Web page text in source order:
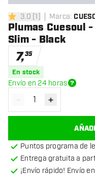
3 estrellas de puntuación
3.0 [1] Marca:
Plumas Cuesoul
Slim - Black
7,35
En stock
Envío en 24 horas
Disminuir cantidad
- Aumentar
+
Puntos programa de
Entrega gratuita a
¡Envío rápido! Envío